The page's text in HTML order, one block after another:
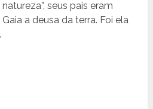
seus pais eram
a deusa da terra. Foi ela